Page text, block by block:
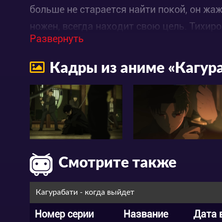
больше не старается найти покой, он
ножен, всегда находит свою цель.
наследие своего отца и уничтожить
Развернуть
Кадры из аниме
Смотрите также
Кагурабати - когда выйдет
Номер серии Название Дата